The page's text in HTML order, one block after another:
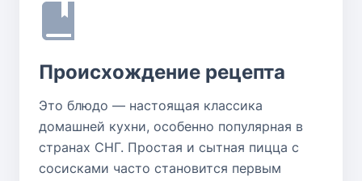
Происхождение рецепта
Это блюдо — настоящая классика
домашней кухни, особенно популярная в
странах СНГ. Простая и сытная пицца с
сосисками часто становится первым